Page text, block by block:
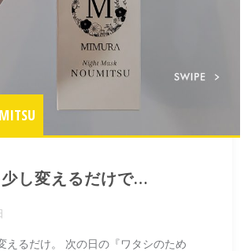
し変えるだけで…
えるだけ。 次の日の『ワタシのため